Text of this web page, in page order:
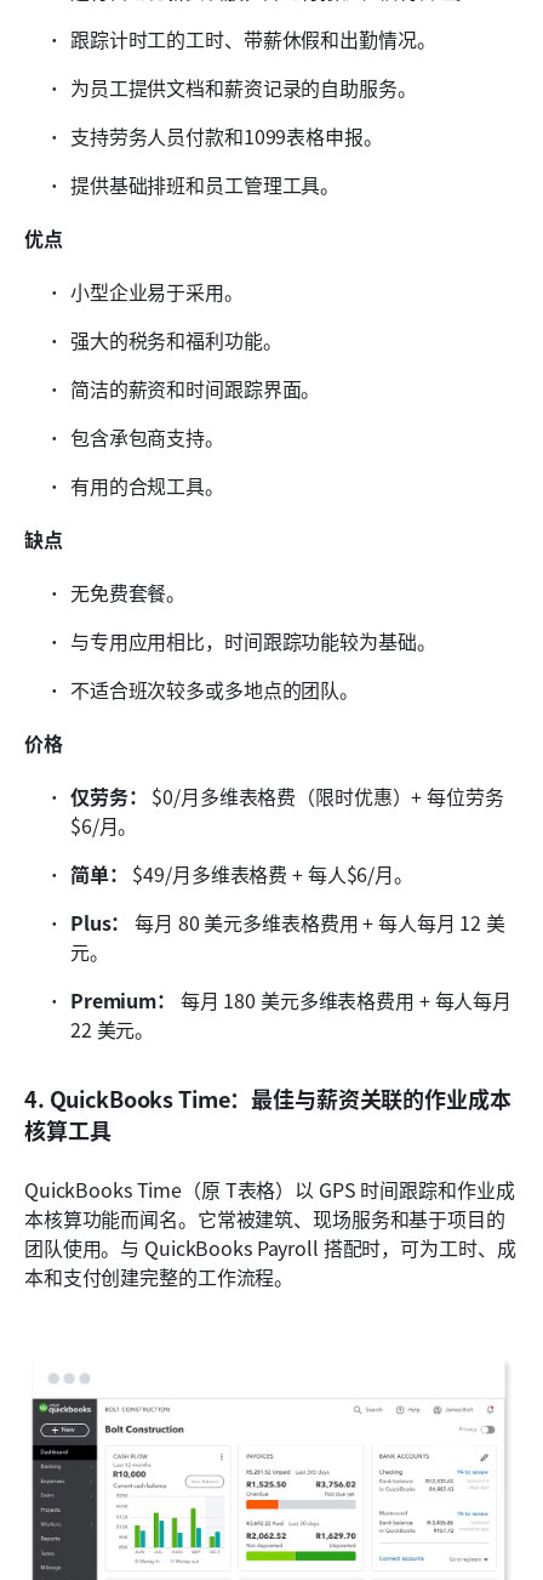
跟踪计时工的工时、带薪休假和出勤情况。
为员工提供文档和薪资记录的自助服务。
支持劳务人员付款和1099表格申报。
提供基础排班和员工管理工具。
优点
小型企业易于采用。
强大的税务和福利功能。
简洁的薪资和时间跟踪界面。
包含承包商支持。
有用的合规工具。
缺点
无免费套餐。
与专用应用相比，时间跟踪功能较为基础。
不适合班次较多或多地点的团队。
价格
仅劳务： $0/月多维表格费（限时优惠）+ 每位劳务
$6/月。
简单： $49/月多维表格费 + 每人$6/月。
Plus： 每月 80 美元多维表格费用 + 每人每月 12 美
元。
Premium： 每月 180 美元多维表格费用 + 每人每月
22 美元。
4. QuickBooks Time：最佳与薪资关联的作业成本
核算工具
QuickBooks Time（原 T表格）以 GPS 时间跟踪和作业成
本核算功能而闻名。它常被建筑、现场服务和基于项目的
团队使用。与 QuickBooks Payroll 搭配时，可为工时、成
本和支付创建完整的工作流程。